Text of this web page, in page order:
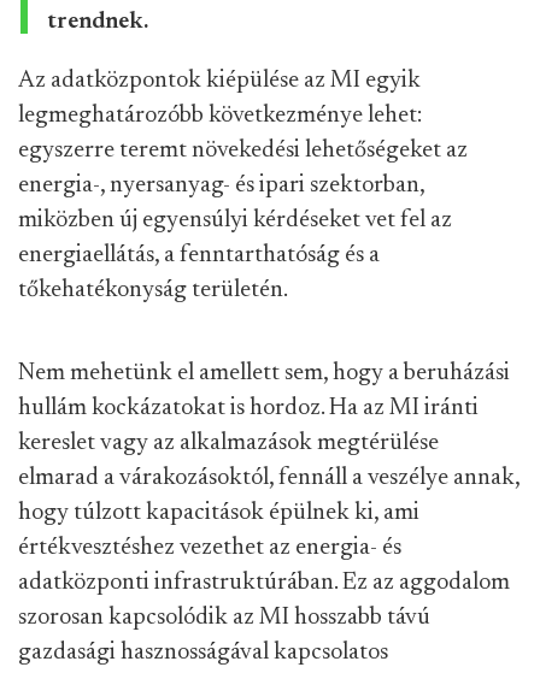
trendnek.
Az adatközpontok kiépülése az MI egyik
legmeghatározóbb következménye lehet:
egyszerre teremt növekedési lehetőségeket az
energia-, nyersanyag- és ipari szektorban,
miközben új egyensúlyi kérdéseket vet fel az
energiaellátás, a fenntarthatóság és a
tőkehatékonyság területén.
Nem mehetünk el amellett sem, hogy a beruházási
hullám kockázatokat is hordoz. Ha az MI iránti
kereslet vagy az alkalmazások megtérülése
elmarad a várakozásoktól, fennáll a veszélye annak,
hogy túlzott kapacitások épülnek ki, ami
értékvesztéshez vezethet az energia- és
adatközponti infrastruktúrában. Ez az aggodalom
szorosan kapcsolódik az MI hosszabb távú
gazdasági hasznosságával kapcsolatos